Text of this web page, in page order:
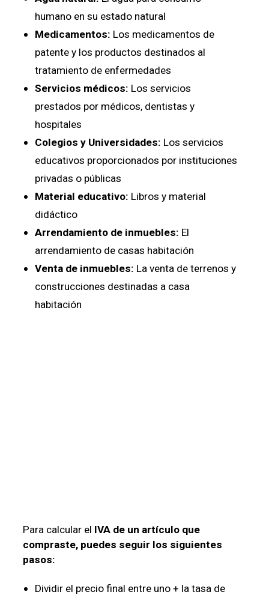
humano en su estado natural
Medicamentos: Los medicamentos de
patente y los productos destinados al
tratamiento de enfermedades
Servicios médicos: Los servicios
prestados por médicos, dentistas y
hospitales
Colegios y Universidades: Los servicios
educativos proporcionados por instituciones
privadas o públicas
Material educativo: Libros y material
didáctico
Arrendamiento de inmuebles: El
arrendamiento de casas habitación
Venta de inmuebles: La venta de terrenos y
construcciones destinadas a casa
habitación
Para calcular el IVA de un artículo que
compraste, puedes seguir los siguientes
pasos:
Dividir el precio final entre uno + la tasa de